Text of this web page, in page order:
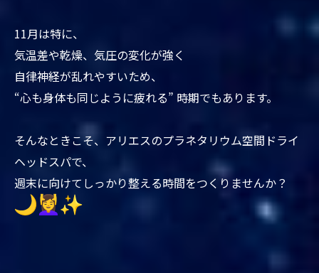
11月は特に、
気温差や乾燥、気圧の変化が強く
自律神経が乱れやすいため、
“心も身体も同じように疲れる” 時期でもあります。
そんなときこそ、 アリエスのプラネタリウム空間ドライ
ヘッドスパで、
週末に向けてしっかり整える時間をつくりませんか？